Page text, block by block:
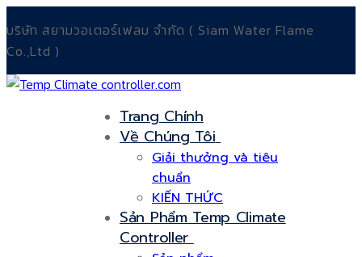
đến
nội
dung
บริษัท สยามวอเตอร์เฟลม จำกัด ( Siam Water Flame
Co.,Ltd )
Trang Chính
Về Chúng Tôi
Giải thưởng và tiêu
chuẩn
KIẾN THỨC
Sản Phẩm Temp Climate
Controller